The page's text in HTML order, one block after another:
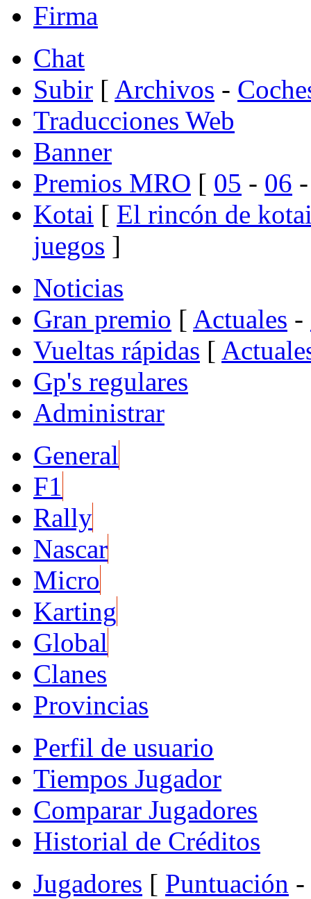
Firma
Chat
Subir [ Archivos -
Traducciones Web
Banner
Premios MRO [ 05 - 06
Kotai [ El rincón de
juegos ]
Noticias
Gran premio [ Actuales -
Vueltas rápidas [
Gp's regulares
Administrar
General
F1
Rally
Nascar
Micro
Karting
Global
Clanes
Provincias
Perfil de usuario
Tiempos Jugador
Comparar Jugadores
Historial de Créditos
Jugadores [ Puntuación -